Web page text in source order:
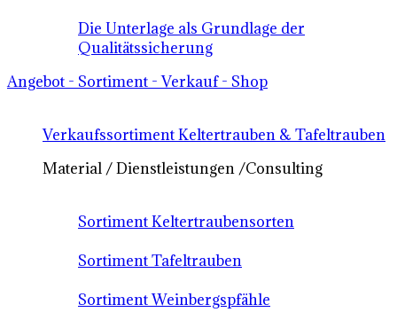
Die Unterlage als Grundlage der
Qualitätssicherung
Angebot - Sortiment - Verkauf - Shop
Verkaufssortiment Keltertrauben & Tafeltrauben
Material / Dienstleistungen /Consulting
Sortiment Keltertraubensorten
Sortiment Tafeltrauben
Sortiment Weinbergspfähle